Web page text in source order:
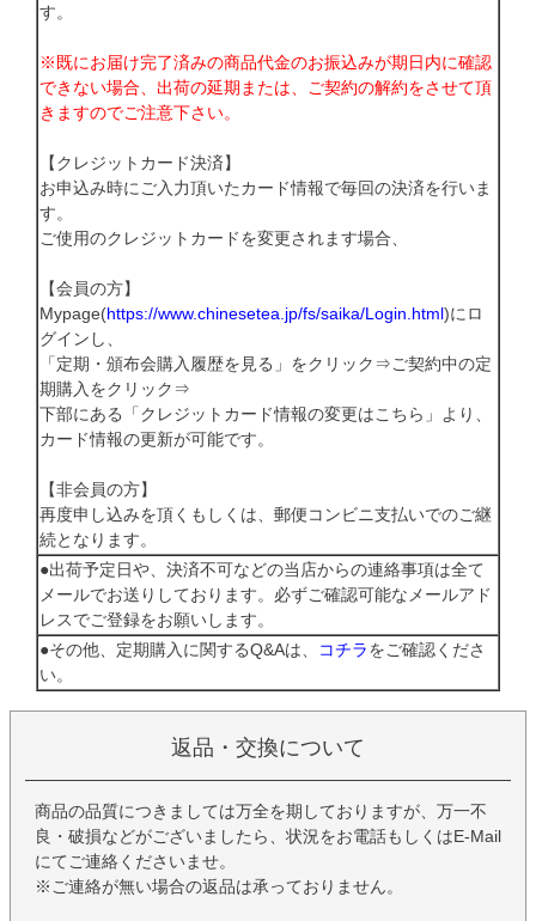
す。
※既にお届け完了済みの商品代金のお振込みが期日内に確認
できない場合、出荷の延期または、ご契約の解約をさせて頂
きますのでご注意下さい。
【クレジットカード決済】
お申込み時にご入力頂いたカード情報で毎回の決済を行いま
す。
ご使用のクレジットカードを変更されます場合、
【会員の方】
Mypage(https://www.chinesetea.jp/fs/saika/Login.html)にロ
グインし、
「定期・頒布会購入履歴を見る」をクリック⇒ご契約中の定
期購入をクリック⇒
下部にある「クレジットカード情報の変更はこちら」より、
カード情報の更新が可能です。
【非会員の方】
再度申し込みを頂くもしくは、郵便コンビニ支払いでのご継
続となります。
●出荷予定日や、決済不可などの当店からの連絡事項は全て
メールでお送りしております。必ずご確認可能なメールアド
レスでご登録をお願いします。
●その他、定期購入に関するQ&Aは、
コチラをご確認くださ
い。
返品・交換について
商品の品質につきましては万全を期しておりますが、万一不
良・破損などがございましたら、状況をお電話もしくはE-Mail
にてご連絡くださいませ。
※ご連絡が無い場合の返品は承っておりません。